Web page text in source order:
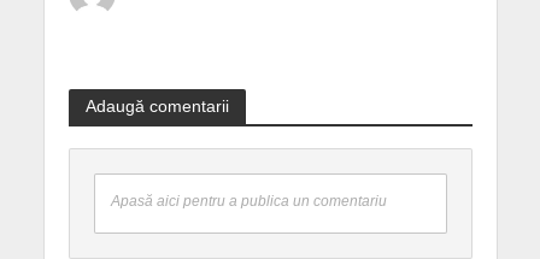
Adaugă comentarii
Apasă aici pentru a publica un comentariu